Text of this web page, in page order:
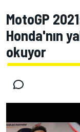
MotoGP
Honda'nın
okuyor